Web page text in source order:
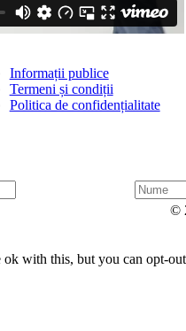
Informații publice
Termeni și condiții
Politica de confidențialitate
N
u
©
ok with this, but you can opt-